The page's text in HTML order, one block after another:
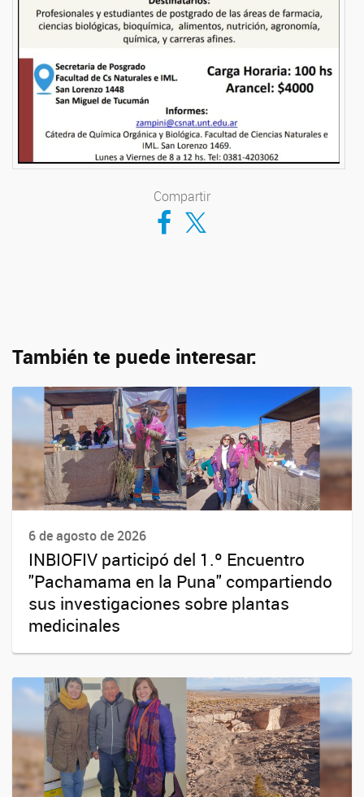
Compartir
Compartir en Facebook
Compartir en Twitter
También te puede interesar:
6 de agosto de 2026
INBIOFIV participó del 1.º Encuentro
"Pachamama en la Puna" compartiendo
sus investigaciones sobre plantas
medicinales